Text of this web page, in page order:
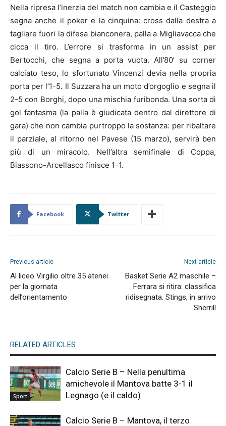
Nella ripresa l’inerzia del match non cambia e il Casteggio
segna anche il poker e la cinquina: cross dalla destra a
tagliare fuori la difesa bianconera, palla a Migliavacca che
cicca il tiro. L’errore si trasforma in un assist per
Bertocchi, che segna a porta vuota. All’80’ su corner
calciato teso, lo sfortunato Vincenzi devia nella propria
porta per l’1-5. Il Suzzara ha un moto d’orgoglio e segna il
2-5 con Borghi, dopo una mischia furibonda. Una sorta di
gol fantasma (la palla è giudicata dentro dal direttore di
gara) che non cambia purtroppo la sostanza: per ribaltare
il parziale, al ritorno nel Pavese (15 marzo), servirà ben
più di un miracolo. Nell’altra semifinale di Coppa,
Biassono-Arcellasco finisce 1-1.
Facebook Twitter
Previous article
Al liceo Virgilio oltre 35 atenei
per la giornata
dell’orientamento
Next article
Basket Serie A2 maschile –
Ferrara si ritira: classifica
ridisegnata. Stings, in arrivo
Sherrill
RELATED ARTICLES
Sport
Calcio Serie B – Nella penultima
amichevole il Mantova batte 3-1 il
Legnago (e il caldo)
Calcio Serie B – Mantova, il terzo